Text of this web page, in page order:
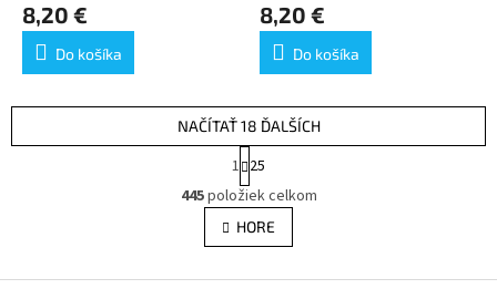
8,20 €
Do košíka
8,20 €
Do košíka
O
v
l
á
NAČÍTAŤ 18 ĎALŠÍCH
t
r
á
n
k
v
1 25
445položiek celkom
HORE